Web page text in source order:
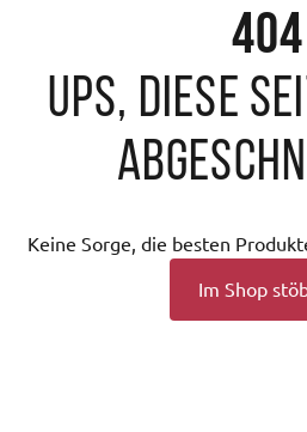
404
Ups, diese
Keine Sorge, die besten
Im Shop